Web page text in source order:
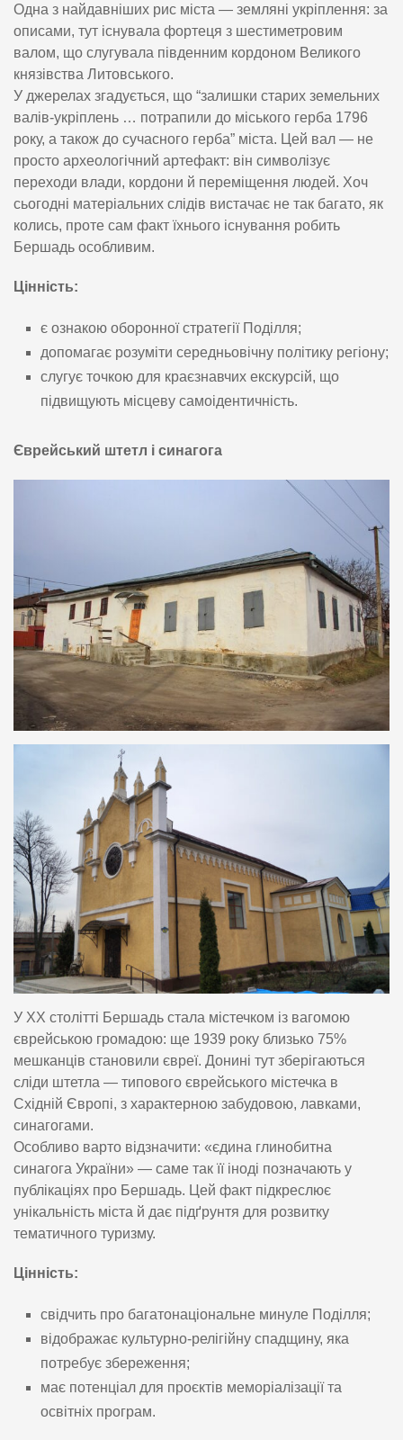
Одна з найдавніших рис міста — земляні укріплення: за
описами, тут існувала фортеця з шестиметровим
валом, що слугувала південним кордоном Великого
князівства Литовського.
У джерелах згадується, що “залишки старих земельних
валів-укріплень … потрапили до міського герба 1796
року, а також до сучасного герба” міста. Цей вал — не
просто археологічний артефакт: він символізує
переходи влади, кордони й переміщення людей. Хоч
сьогодні матеріальних слідів вистачає не так багато, як
колись, проте сам факт їхнього існування робить
Бершадь особливим.
Цінність:
є ознакою оборонної стратегії Поділля;
допомагає розуміти середньовічну політику регіону;
слугує точкою для краєзнавчих екскурсій, що
підвищують місцеву самоідентичність.
Єврейський штетл і синагога
У XX столітті Бершадь стала містечком із вагомою
єврейською громадою: ще 1939 року близько 75%
мешканців становили євреї. Донині тут зберігаються
сліди штетла — типового єврейського містечка в
Східній Європі, з характерною забудовою, лавками,
синагогами.
Особливо варто відзначити: «єдина глинобитна
синагога України» — саме так її іноді позначають у
публікаціях про Бершадь. Цей факт підкреслює
унікальність міста й дає підґрунтя для розвитку
тематичного туризму.
Цінність:
свідчить про багатонаціональне минуле Поділля;
відображає культурно-релігійну спадщину, яка
потребує збереження;
має потенціал для проєктів меморіалізації та
освітніх програм.